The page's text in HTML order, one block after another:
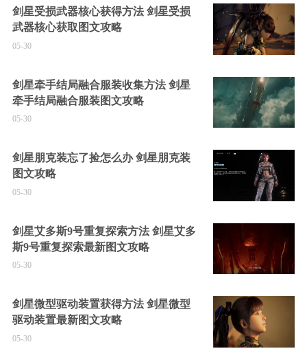
剑星受损武器核心获得方法 剑星受损
武器核心获取图文攻略
05-30
剑星牵手结局融合服装收集方法 剑星
牵手结局融合服装图文攻略
05-30
剑星朋克装忘了捡怎么办 剑星朋克装
图文攻略
05-30
剑星艾多斯9号重复探索方法 剑星艾多
斯9号重复探索最新图文攻略
05-30
剑星微型驱动装置获得方法 剑星微型
驱动装置最新图文攻略
05-30